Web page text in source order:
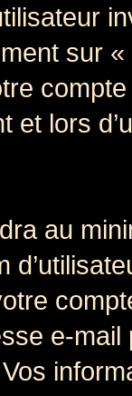
sur
et lors
au
e-